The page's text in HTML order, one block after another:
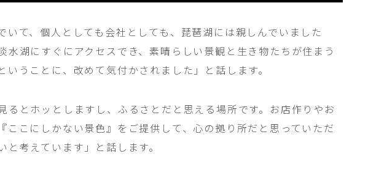
いて、個人としても会社としても、琵琶湖には親しんでいました
水湖にすぐにアクセスでき、素晴らしい景観と生き物たちが住まう
いうことに、改めて気付かされました」と話します。
るとホッとしますし、ふるさとだと思える場所です。お店作りやお
ここにしかない景色』をご提供して、心の拠り所だと思っていただ
考えています」と話します。